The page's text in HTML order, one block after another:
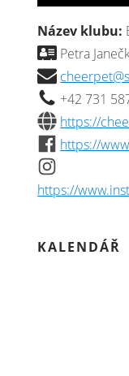
Název klubu:
Petra
+42 731
https://
https://
https://
KALENDÁŘ